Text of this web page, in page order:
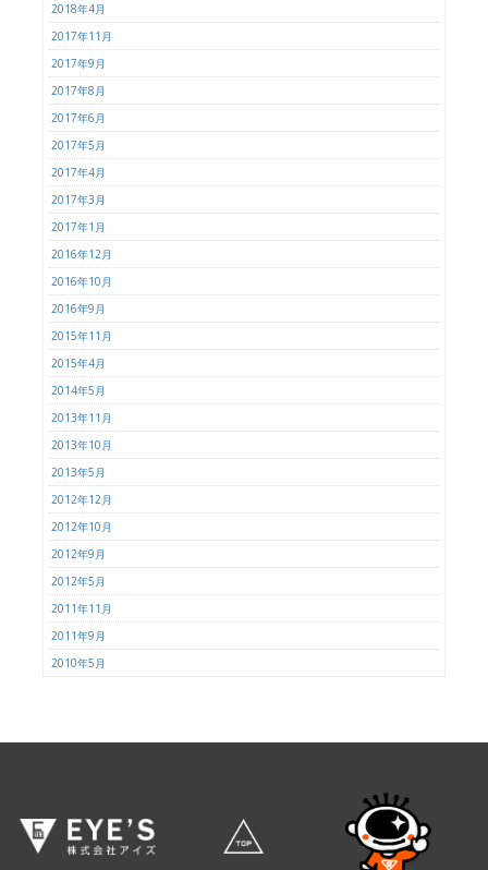
2018年4月
2017年11月
2017年9月
2017年8月
2017年6月
2017年5月
2017年4月
2017年3月
2017年1月
2016年12月
2016年10月
2016年9月
2015年11月
2015年4月
2014年5月
2013年11月
2013年10月
2013年5月
2012年12月
2012年10月
2012年9月
2012年5月
2011年11月
2011年9月
2010年5月